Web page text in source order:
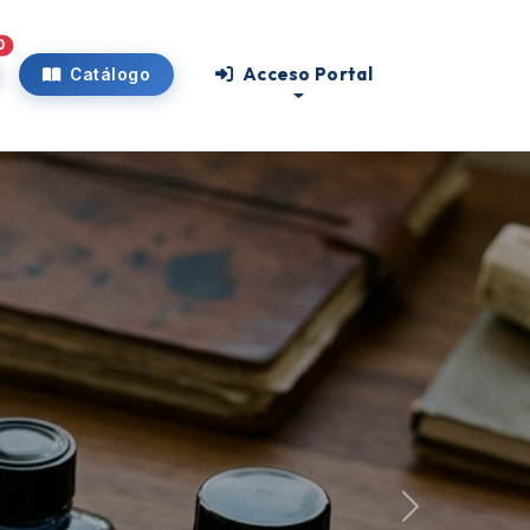
Catálogo Acceso Portal